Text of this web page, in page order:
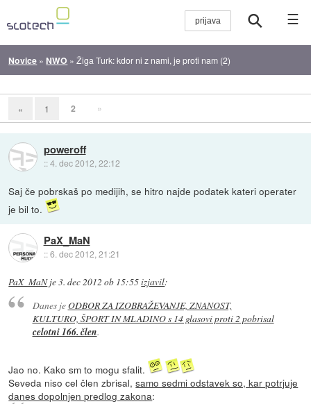
☰
Novice » NWO »Žiga Turk: kdor ni z nami, je proti nam (2)
« 1 2 »
poweroff
::4. dec 2012, 22:12
Saj če pobrskaš po medijih, se hitro najde podatek kateri operater
je bil to.
PaX_MaN
::6. dec 2012, 21:21
PaX_MaNje3. dec 2012 ob 15:55izjavil:
Danes jeODBOR ZA IZOBRAŽEVANJE, ZNANOST,
KULTURO, ŠPORT IN MLADINO s 14 glasovi proti 2 pobrisal
celotni 166. člen.
Jao no. Kako sm to mogu sfalit.
Seveda niso cel člen zbrisal,samo sedmi odstavek so, kar potrjuje
danes dopolnjen predlog zakona: